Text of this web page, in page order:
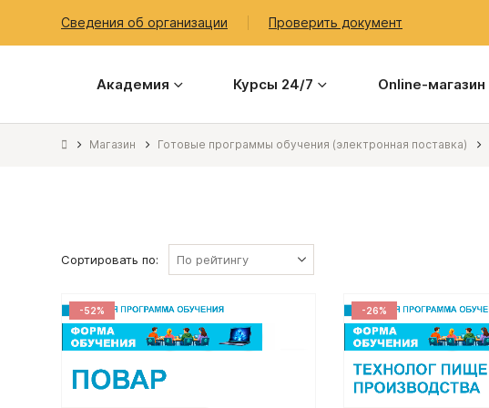
Сведения об организации Проверить документ
Академия Курсы 24/7 Online-магазин
Магазин Готовые программы обучения (электронная поставка)
Сортировать по:
-52% -26%